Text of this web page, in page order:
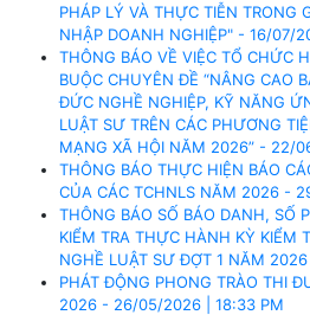
PHÁP LÝ VÀ THỰC TIỄN TRONG
NHẬP DOANH NGHIỆP" - 16/07/
THÔNG BÁO VỀ VIỆC TỔ CHỨC
BUỘC CHUYÊN ĐỀ “NÂNG CAO
ĐỨC NGHỀ NGHIỆP, KỸ NĂNG
LUẬT SƯ TRÊN CÁC PHƯƠNG
MẠNG XÃ HỘI NĂM 2026” - 22/
THÔNG BÁO THỰC HIỆN BÁO
CỦA CÁC TCHNLS NĂM 2026 -
THÔNG BÁO SỐ BÁO DANH, SỐ
KIỂM TRA THỰC HÀNH KỲ KIỂM
NGHỀ LUẬT SƯ ĐỢT 1 NĂM
PHÁT ĐỘNG PHONG TRÀO THI
2026 - 26/05/2026 | 18:33 PM